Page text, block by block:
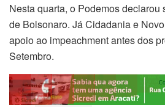
Nesta quarta, o Podemos declarou
de Bolsonaro. Já Cidadania e
apoio ao impeachment antes dos
Setembro.